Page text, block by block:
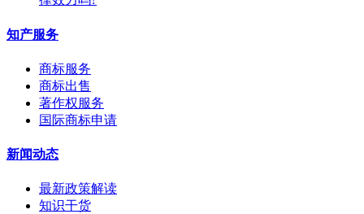
知产服务
商标服务
商标出售
著作权服务
国际商标申请
新闻动态
最新政策解读
知识干货